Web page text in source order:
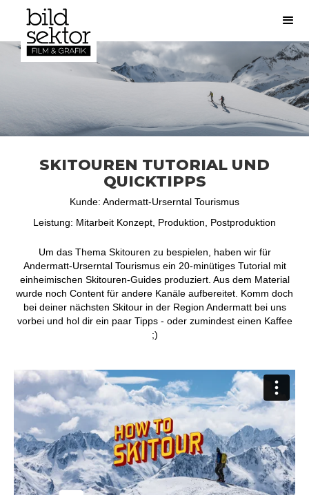
SKITOUREN TUTORIAL UND
QUICKTIPPS
Kunde: Andermatt-Urserntal Tourismus
Leistung: Mitarbeit Konzept, Produktion, Postproduktion
Um das Thema Skitouren zu bespielen, haben wir für
Andermatt-Urserntal Tourismus ein 20-minütiges Tutorial mit
einheimischen Skitouren-Guides produziert. Aus dem Material
wurde noch Content für andere Kanäle aufbereitet. Komm doch
bei deiner nächsten Skitour in der Region Andermatt bei uns
vorbei und hol dir ein paar Tipps - oder zumindest einen Kaffee
;)